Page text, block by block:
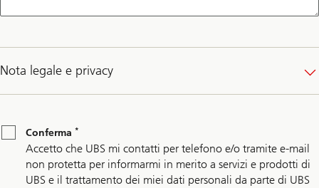
Nota legale e privacy
Conferma
Conferma *
Accetto che UBS mi contatti per telefono e/o tramite e-mail
non protetta per informarmi in merito a servizi e prodotti di
UBS e il trattamento dei miei dati personali da parte di UBS